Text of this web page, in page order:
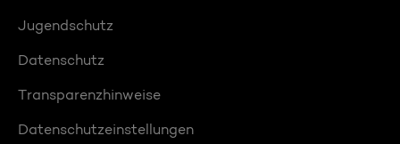
Jugendschutz
Datenschutz
Transparenzhinweise
Datenschutzeinstellungen